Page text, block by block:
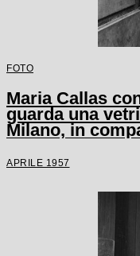
FOTO
Maria Callas
guarda una
Milano, in
APRILE 1957